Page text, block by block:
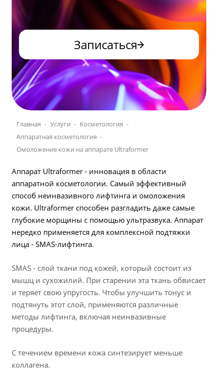
Записаться
Главная Услуги
Косметология
Аппаратная косметология
Омоложение кожи на аппарате Ultraformer
Аппарат Ultraformer - инновация в области
аппаратной косметологии. Самый эффективный
способ неинвазивного лифтинга и омоложения
кожи. Ultraformer способен разгладить даже самые
глубокие морщины с помощью ультразвука. Аппарат
нередко применяется для комплексной подтяжки
лица - SMAS-лифтинга.
SMAS - слой ткани под кожей, который состоит из
мышц и сухожилий. При старении эта ткань обвисает
и теряет свою упругость. Чтобы улучшить тонус и
подтянуть этот слой, применяются различные
методы лифтинга, включая неинвазивные
процедуры.
С течением времени кожа синтезирует меньше
коллагена.